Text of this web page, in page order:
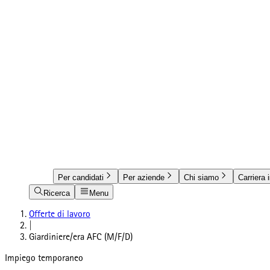
Per candidati Per aziende Chi siamo
Carriera
Ricerca
Menu
Offerte di lavoro
Giardiniere/era AFC (M/F/D)
Impiego temporaneo